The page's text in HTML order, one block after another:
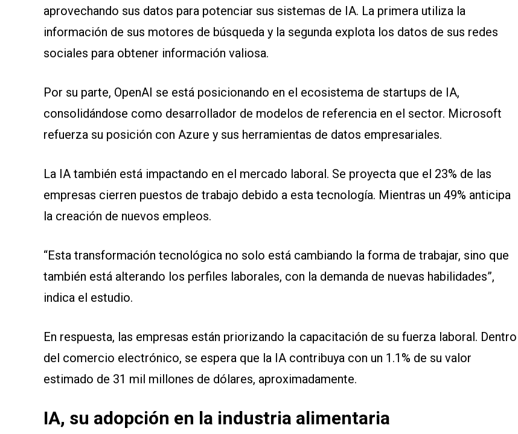
aprovechando sus datos para potenciar sus sistemas de IA. La primera utiliza la
información de sus motores de búsqueda y la segunda explota los datos de sus redes
sociales para obtener información valiosa.
Por su parte, OpenAI se está posicionando en el ecosistema de startups de IA,
consolidándose como desarrollador de modelos de referencia en el sector. Microsoft
refuerza su posición con Azure y sus herramientas de datos empresariales.
La IA también está impactando en el mercado laboral. Se proyecta que el 23% de las
empresas cierren puestos de trabajo debido a esta tecnología. Mientras un 49% anticipa
la creación de nuevos empleos.
“Esta transformación tecnológica no solo está cambiando la forma de trabajar, sino que
también está alterando los perfiles laborales, con la demanda de nuevas habilidades”,
indica el estudio.
En respuesta, las empresas están priorizando la capacitación de su fuerza laboral. Dentro
del comercio electrónico, se espera que la IA contribuya con un 1.1% de su valor
estimado de 31 mil millones de dólares, aproximadamente.
IA, su adopción en la industria alimentaria